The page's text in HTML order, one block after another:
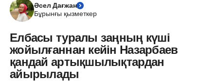
Әсел Дағжан
Бұрынғы қызметкер
Елбасы туралы заңның күші
жойылғаннан кейін Назарбаев
қандай артықшылықтардан
айырылады